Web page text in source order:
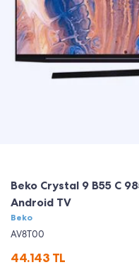
Beko Crystal 9 B55 C
Android TV
Beko
AV8T00
44.143 TL